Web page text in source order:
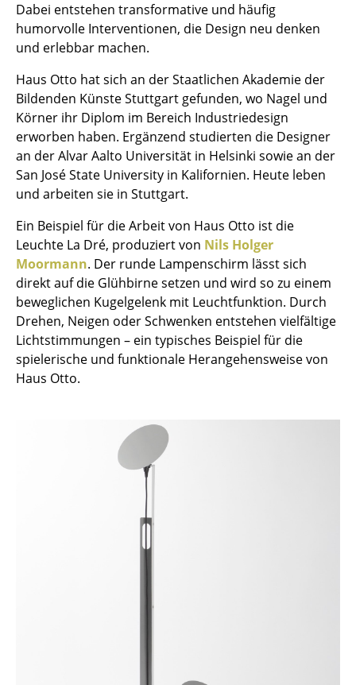
Gartentische
Servierwagen
Einzelteile
... alle Tische
Aufbewahren
Regale & Schränke
Bücherregale
Wandregale
Sideboards & Kommoden
TV Möbel
Beistell- & Rollcontainer
Barmöbel
Kleinaufbewahrung
... alle Aufbewahrungsmöbel
Dabei entstehen transformative und häufig
humorvolle Interventionen, die Design neu denken
und erlebbar machen.
Haus Otto hat sich an der Staatlichen Akademie der
Bildenden Künste Stuttgart gefunden, wo Nagel und
Körner ihr Diplom im Bereich Industriedesign
erworben haben. Ergänzend studierten die Designer
an der Alvar Aalto Universität in Helsinki sowie an der
San José State University in Kalifornien. Heute leben
und arbeiten sie in Stuttgart.
Ein Beispiel für die Arbeit von Haus Otto ist die
Leuchte La Dré, produziert von Nils Holger
Moormann. Der runde Lampenschirm lässt sich
direkt auf die Glühbirne setzen und wird so zu einem
beweglichen Kugelgelenk mit Leuchtfunktion. Durch
Drehen, Neigen oder Schwenken entstehen vielfältige
Lichtstimmungen – ein typisches Beispiel für die
spielerische und funktionale Herangehensweise von
Haus Otto.